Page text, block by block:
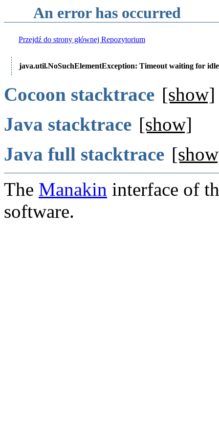
An error has occurred
Przejdź do strony głównej Repozytorium
java.util.NoSuchElementException: Timeout waiting for
Cocoon stacktrace [show]
Java stacktrace [show]
Java full stacktrace
The Manakin interface of
software.